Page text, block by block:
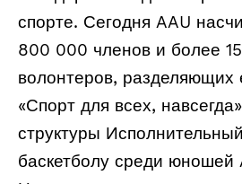
спорте. Сегодня AAU
800 000 членов и более
волонтеров,
«Спорт для всех,
структуры
баскетболу среди юношей